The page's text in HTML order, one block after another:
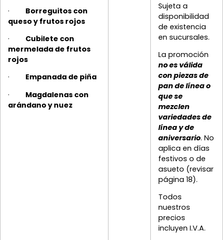
· Borreguitos con
queso y frutos rojos
· Cubilete con
mermelada de frutos
rojos
· Empanada de piña
· Magdalenas con
arándano y nuez
Sujeta a
disponibilidad
de existencia
en sucursales.
La promoción
no es válida
con piezas de
pan de línea o
que se
mezclen
variedades de
línea y de
aniversario. No
aplica en días
festivos o de
asueto (revisar
página 18).
Todos
nuestros
precios
incluyen I.V.A.